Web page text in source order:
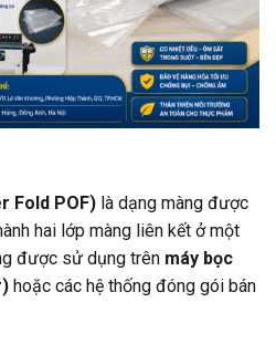
Fold POF) là dạng màng được
hai lớp màng liên kết ở một
được sử dụng trên máy bọc
hoặc các hệ thống đóng gói bán